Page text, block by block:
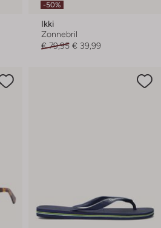
-50%
Ikki
Zonnebril
€ 79,95 € 39,99